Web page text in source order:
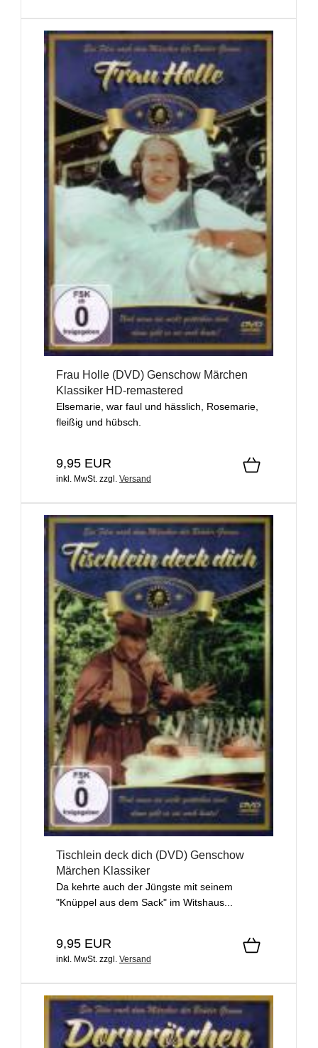
Frau Holle (DVD) Genschow Märchen
Klassiker HD-remastered
Elsemarie, war faul und hässlich, Rosemarie,
fleißig und hübsch.
9,95 EUR
inkl. MwSt. zzgl. Versand
Tischlein deck dich (DVD) Genschow
Märchen Klassiker
Da kehrte auch der Jüngste mit seinem
"Knüppel aus dem Sack" im Witshaus...
9,95 EUR
inkl. MwSt. zzgl. Versand